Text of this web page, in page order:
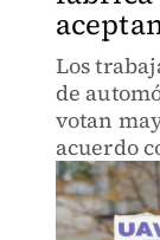
Los
de
votan
acuerdo
de los
acuerdo